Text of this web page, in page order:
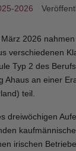
2026
2026
verschiedenen
Typ 2 des
Ahaus an einer
teil.
dreiwöchigen
irischen